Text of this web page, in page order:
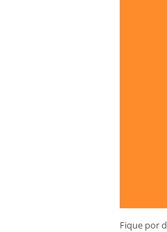
Fique por